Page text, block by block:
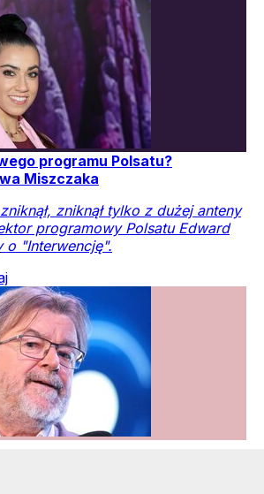
programu Polsatu?
Miszczaka
zniknął tylko z dużej anteny
programowy Polsatu Edward
o "Interwencję".